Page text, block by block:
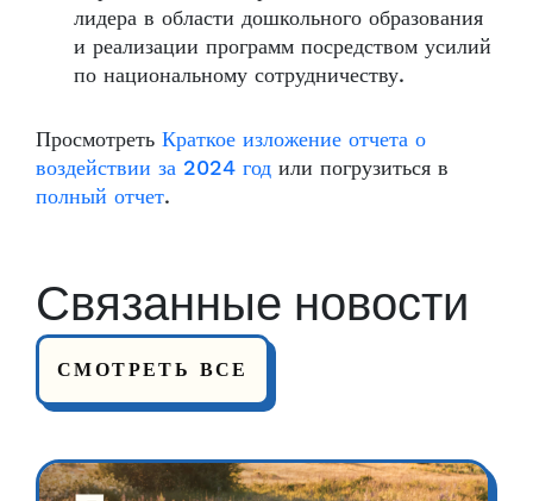
лидера в области дошкольного образования
и реализации программ посредством усилий
по национальному сотрудничеству.
Просмотреть Краткое изложение отчета о
воздействии за 2024 год или погрузиться в
полный отчет.
Связанные новости
СМОТРЕТЬ ВСЕ